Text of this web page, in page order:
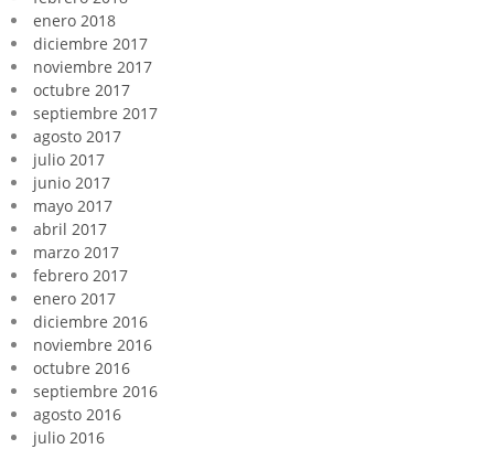
enero 2018
diciembre 2017
noviembre 2017
octubre 2017
septiembre 2017
agosto 2017
julio 2017
junio 2017
mayo 2017
abril 2017
marzo 2017
febrero 2017
enero 2017
diciembre 2016
noviembre 2016
octubre 2016
septiembre 2016
agosto 2016
julio 2016